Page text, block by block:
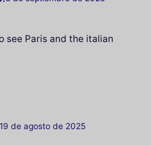
see Paris and the italian
19 de agosto de 2025